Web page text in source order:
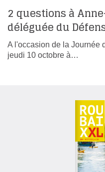
2 questions à
déléguée du
A l'occasion de la Journée
jeudi 10 octobre à…